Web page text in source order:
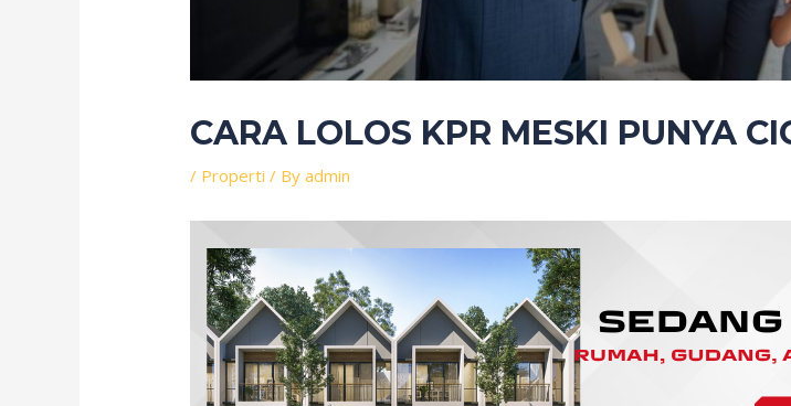
CARA LOLOS KPR MESKI PUNYA
/ Properti / Byadmin